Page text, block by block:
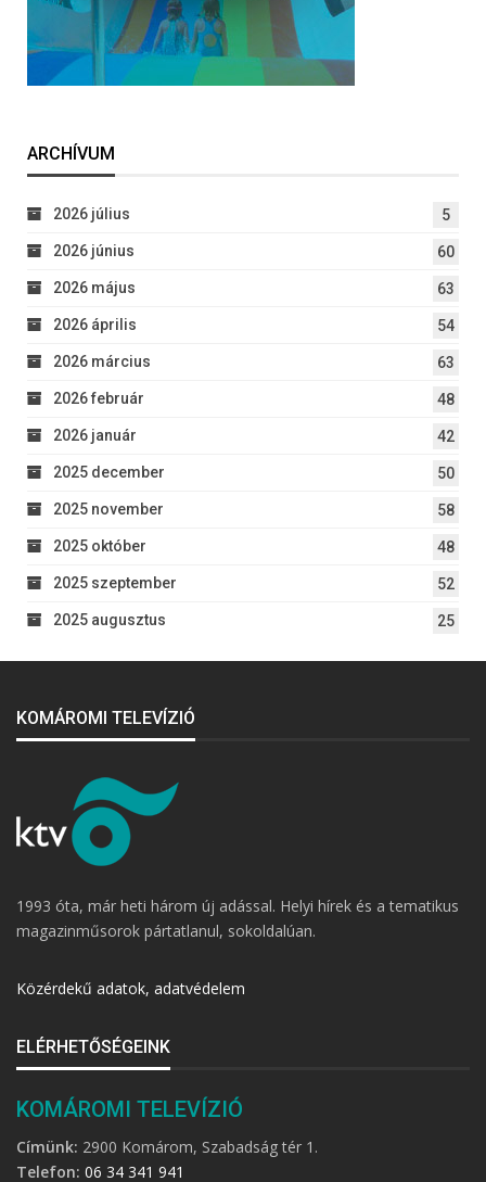
ARCHÍVUM
2026 július 5
2026 június 60
2026 május 63
2026 április 54
2026 március 63
2026 február 48
2026 január 42
2025 december 50
2025 november 58
2025 október 48
2025 szeptember 52
2025 augusztus 25
KOMÁROMI TELEVÍZIÓ
1993 óta, már heti három új adással. Helyi hírek és a tematikus
magazinműsorok pártatlanul, sokoldalúan.
Közérdekű adatok, adatvédelem
ELÉRHETŐSÉGEINK
KOMÁROMI TELEVÍZIÓ
Címünk: 2900 Komárom, Szabadság tér 1.
Telefon: 06 34 341 941